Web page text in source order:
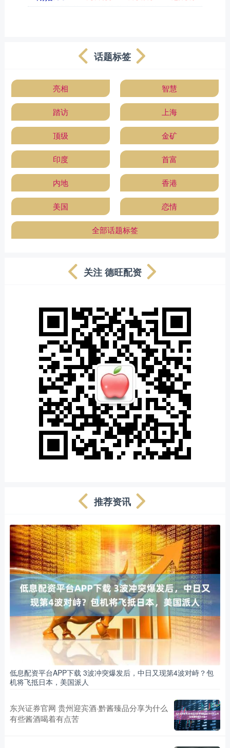
话题标签
亮相 智慧
踏访 上海
顶级 金矿
印度 首富
内地 香港
美国 恋情
全部话题标签
关注 德旺配资
推荐资讯
低息配资平台APP下载 3波冲突爆发后，中日又现第4波对峙？包
机将飞抵日本，美国派人
东兴证券官网 贵州迎宾酒·黔酱臻品分享为什么
有些酱酒喝着有点苦